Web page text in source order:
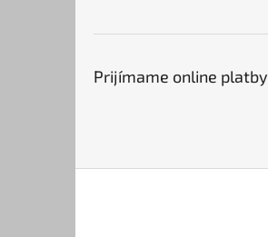
Prijímame online platby